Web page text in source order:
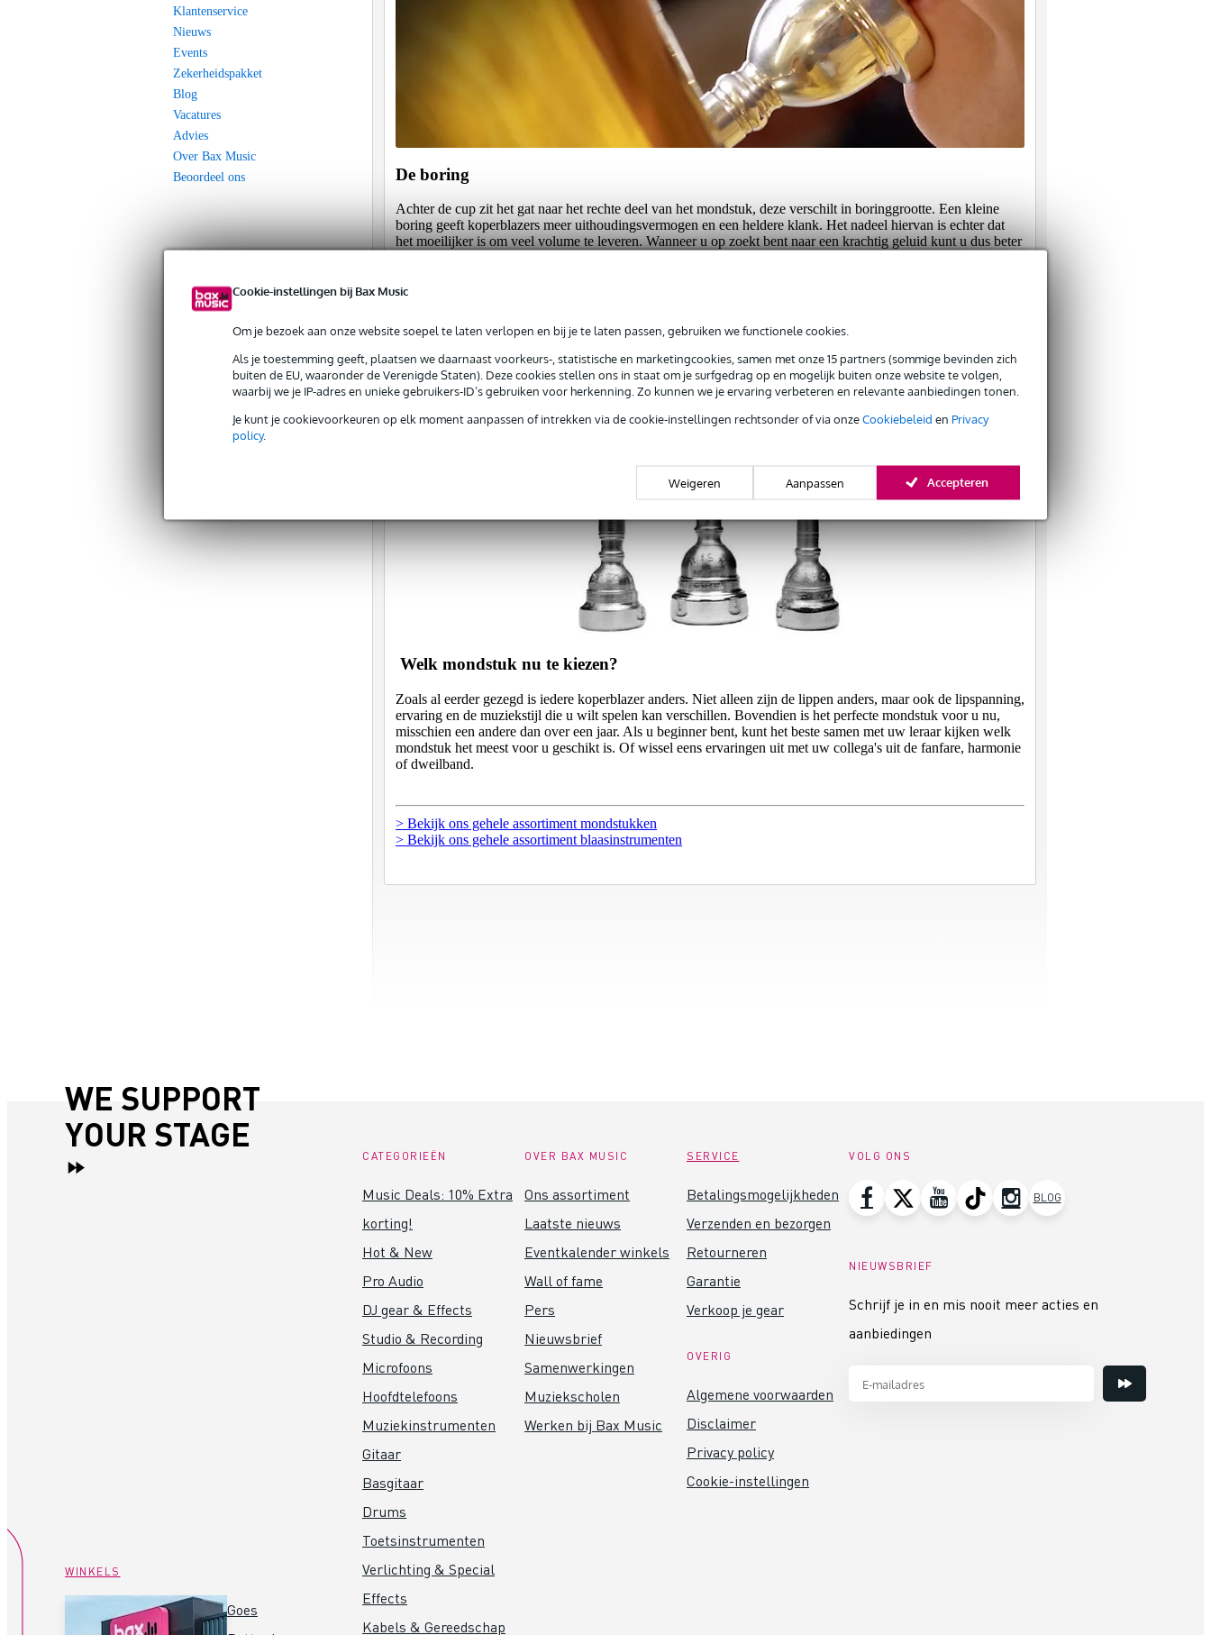
Cookie-instellingen bij Bax Music
Om je bezoek aan onze website soepel te laten verlopen en bij je te laten passen, gebruiken we functionele cookies.
Als je toestemming geeft, plaatsen we daarnaast voorkeurs-, statistische en marketingcookies, samen met onze 15 partners (sommige bevinden zich
buiten de EU, waaronder de Verenigde Staten). Deze cookies stellen ons in staat om je surfgedrag op en mogelijk buiten onze website te volgen,
waarbij we je IP-adres en unieke gebruikers-ID’s gebruiken voor herkenning. Zo kunnen we je ervaring verbeteren en relevante aanbiedingen tonen.
Je kunt je cookievoorkeuren op elk moment aanpassen of intrekken via de cookie-instellingen rechtsonder of via onzeCookiebeleid en Privacy
policy.
Weigeren Aanpassen Accepteren
Klantenservice
Nieuws
Events
Zekerheidspakket
Blog
Vacatures
Advies
Over Bax Music
Beoordeel ons
De boring
Achter de cup zit het gat naar het rechte deel van het mondstuk, deze verschilt in boringgrootte. Een kleine
boring geeft koperblazers meer uithoudingsvermogen en een heldere klank. Het nadeel hiervan is echter dat
het moeilijker is om veel volume te leveren. Wanneer u op zoekt bent naar een krachtig geluid kunt u dus beter
De stiftboring
De stiftboring moet niet verward worden met de hiervoor genoemde boring. De stiftboring van een mondstuk
van de vorm van de cup en de boring. Bij het kiezen voor een mondstuk is het met name van belang dat deze
aansluit op de boring van het blaasinstrument. Over het algemeen kan wel worden gezegd dat wanneer men
een te grote stiftboring gebruikt er te weinig weerstand is voor de lippen. Het gevolg is dat men sneller
​ Welk mondstuk nu te kiezen?
Zoals al eerder gezegd is iedere koperblazer anders. Niet alleen zijn de lippen anders, maar ook de lipspanning,
ervaring en de muziekstijl die u wilt spelen kan verschillen. Bovendien is het perfecte mondstuk voor u nu,
misschien een andere dan over een jaar. Als u beginner bent, kunt het beste samen met uw leraar kijken welk
mondstuk het meest voor u geschikt is. Of wissel eens ervaringen uit met uw collega's uit de fanfare, harmonie
of dweilband.
> Bekijk ons gehele assortiment mondstukken
> Bekijk ons gehele assortiment blaasinstrumenten
WE SUPPORT
YOUR STAGE
WINKELS
Goes
CATEGORIEËN
Music Deals: 10% Extra
korting!
Hot & New
Pro Audio
DJ gear & Effects
Studio & Recording
Microfoons
Hoofdtelefoons
Muziekinstrumenten
Gitaar
Basgitaar
Drums
Toetsinstrumenten
Verlichting & Special
Effects
Kabels & Gereedschap
OVER BAX MUSIC
Ons assortiment
Laatste nieuws
Eventkalender winkels
Wall of fame
Pers
Nieuwsbrief
Samenwerkingen
Muziekscholen
Werken bij Bax Music
SERVICE
Betalingsmogelijkheden
Verzenden en bezorgen
Retourneren
Garantie
Verkoop je gear
OVERIG
Algemene voorwaarden
Disclaimer
Privacy policy
Cookie-instellingen
VOLG ONS
BLOG
NIEUWSBRIEF
Schrijf je in en mis nooit meer acties en
aanbiedingen